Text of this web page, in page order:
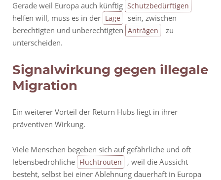
Gerade weil Europa auch künftig Schutzbedürftigen
helfen will, muss es in der Lage
sein, zwischen
berechtigten und unberechtigten Anträgen
zu
unterscheiden.
Signalwirkung gegen illegale
Migration
Ein weiterer Vorteil der Return Hubs liegt in ihrer
präventiven Wirkung.
Viele Menschen begeben sich auf gefährliche und oft
lebensbedrohliche Fluchtrouten
, weil die Aussicht
besteht, selbst bei einer Ablehnung dauerhaft in Europa